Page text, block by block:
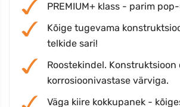
PREMIUM+ klass - parim
Kõige tugevama
telkide sari!
Roostekindel. Konstruktsioon
korrosioonivastase värviga.
Väga kiire kokkupanek -